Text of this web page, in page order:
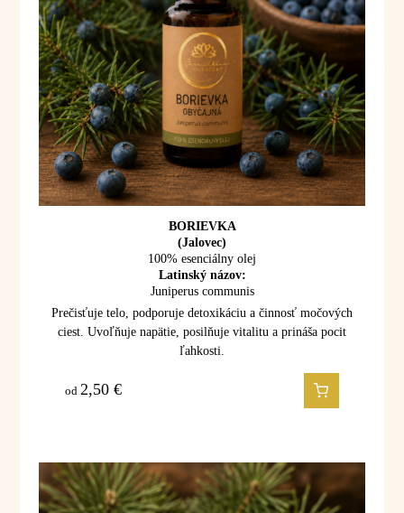
BORIEVKA
(Jalovec)
100% esenciálny olej
Latinský názov:
Juniperus communis
Prečisťuje telo, podporuje detoxikáciu a činnosť močových
ciest. Uvoľňuje napätie, posilňuje vitalitu a prináša pocit
ľahkosti.
od 2,50€